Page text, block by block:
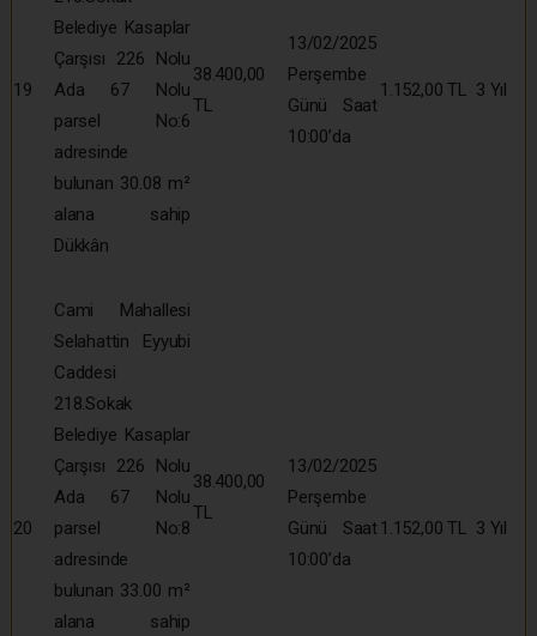
19
Belediye Kasaplar
Çarşısı 226 Nolu
Ada 67 Nolu
parsel No:6
adresinde
bulunan 30.08 m²
alana sahip
Dükkân
38.400,00
TL
13/02/2025
Perşembe
Günü Saat
10:00’da
1.152,00 TL 3 Yıl
20
Cami Mahallesi
Selahattin Eyyubi
Caddesi
218.Sokak
Belediye Kasaplar
Çarşısı 226 Nolu
Ada 67 Nolu
parsel No:8
adresinde
bulunan 33.00 m²
alana sahip
38.400,00
TL
13/02/2025
Perşembe
Günü Saat
10:00’da
1.152,00 TL 3 Yıl